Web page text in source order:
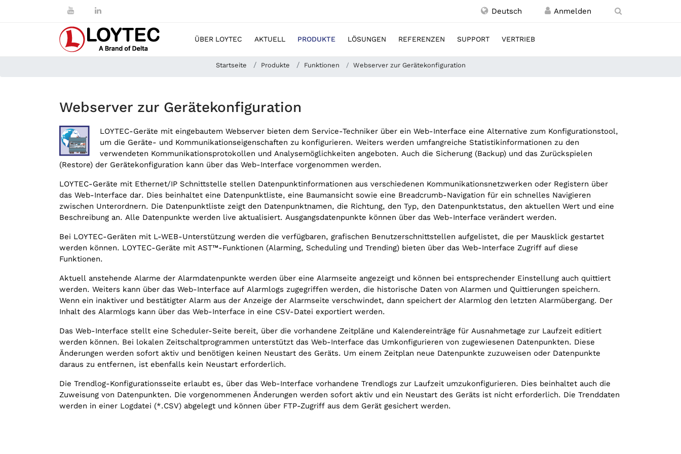
Deutsch
ÜBER LOYTEC AKTUELL PRODUKTE LÖSUNGEN REFERENZEN SUPPORT VERTRIEB
Startseite Produkte Funktionen Webserver zur Gerätekonfiguration
Webserver zur Gerätekonfiguration
LOYTEC-Geräte mit eingebautem Webserver bieten dem Service-Techniker über ein Web-Interface eine Alternative zum Konfigurationstool,
um die Geräte- und Kommunikationseigenschaften zu konfigurieren. Weiters werden umfangreiche Statistikinformationen zu den
verwendeten Kommunikationsprotokollen und Analysemöglichkeiten angeboten. Auch die Sicherung (Backup) und das Zurückspielen
(Restore) der Gerätekonfiguration kann über das Web-Interface vorgenommen werden.
LOYTEC-Geräte mit Ethernet/‌IP Schnittstelle stellen Datenpunktinformationen aus verschiedenen Kommunikationsnetzwerken oder Registern über
das Web-Interface dar. Dies beinhaltet eine Datenpunktliste, eine Baumansicht sowie eine Breadcrumb-Navigation für ein schnelles Navigieren
zwischen Unterordnern. Die Datenpunktliste zeigt den Datenpunktnamen, die Richtung, den Typ, den Datenpunktstatus, den aktuellen Wert und eine
Beschreibung an. Alle Datenpunkte werden live aktualisiert. Ausgangsdatenpunkte können über das Web-Interface verändert werden.
Bei LOYTEC-Geräten mit L-WEB-Unterstützung werden die verfügbaren, grafischen Benutzerschnittstellen aufgelistet, die per Mausklick gestartet
werden können. LOYTEC-Geräte mit AST™-Funktionen (Alarming, Scheduling und Trending) bieten über das Web-Interface Zugriff auf diese
Funktionen.
Aktuell anstehende Alarme der Alarmdatenpunkte werden über eine Alarmseite angezeigt und können bei entsprechender Einstellung auch quittiert
werden. Weiters kann über das Web-Interface auf Alarmlogs zugegriffen werden, die historische Daten von Alarmen und Quittierungen speichern.
Wenn ein inaktiver und bestätigter Alarm aus der Anzeige der Alarmseite verschwindet, dann speichert der Alarmlog den letzten Alarmübergang. Der
Inhalt des Alarmlogs kann über das Web-Interface in eine CSV-Datei exportiert werden.
Das Web-Interface stellt eine Scheduler-Seite bereit, über die vorhandene Zeitpläne und Kalendereinträge für Ausnahmetage zur Laufzeit editiert
werden können. Bei lokalen Zeitschaltprogrammen unterstützt das Web-Interface das Umkonfigurieren von zugewiesenen Datenpunkten. Diese
Änderungen werden sofort aktiv und benötigen keinen Neustart des Geräts. Um einem Zeitplan neue Datenpunkte zuzuweisen oder Datenpunkte
daraus zu entfernen, ist ebenfalls kein Neustart erforderlich.
Die Trendlog-Konfigurationsseite erlaubt es, über das Web-Interface vorhandene Trendlogs zur Laufzeit umzukonfigurieren. Dies beinhaltet auch die
Zuweisung von Datenpunkten. Die vorgenommenen Änderungen werden sofort aktiv und ein Neustart des Geräts ist nicht erforderlich. Die Trenddaten
werden in einer Logdatei (*.CSV) abgelegt und können über FTP-Zugriff aus dem Gerät gesichert werden.